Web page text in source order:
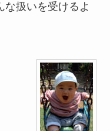
な扱いを受けるよ